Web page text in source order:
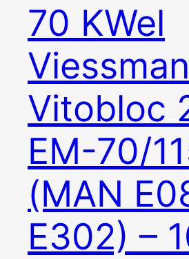
70 KWel
Vitobloc
EM-70/
(MAN
E302) –